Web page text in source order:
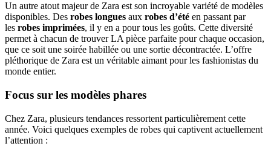
Un autre atout majeur de Zara est son incroyable variété de modèles
disponibles. Des robes longues aux robes d’été en passant par
les robes imprimées, il y en a pour tous les goûts. Cette diversité
permet à chacun de trouver LA pièce parfaite pour chaque occasion,
que ce soit une soirée habillée ou une sortie décontractée. L’offre
pléthorique de Zara est un véritable aimant pour les fashionistas du
monde entier.
Focus sur les modèles phares
Chez Zara, plusieurs tendances ressortent particulièrement cette
année. Voici quelques exemples de robes qui captivent actuellement
l’attention :